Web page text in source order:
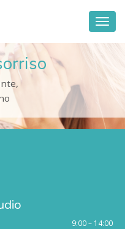
9:00 – 14:00